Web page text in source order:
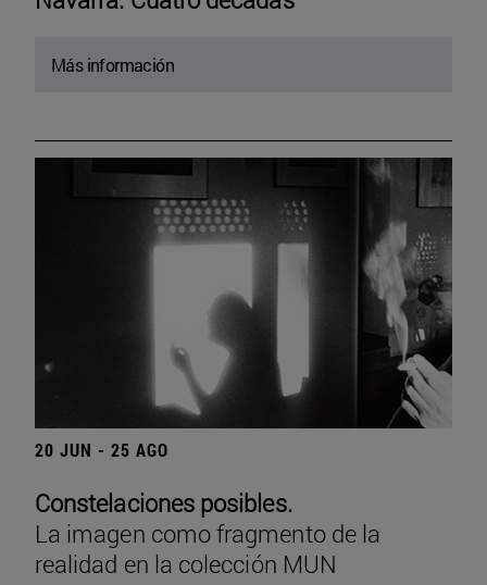
Más información
20 JUN - 25 AGO
Constelaciones posibles.
La imagen como fragmento de la
realidad en la colección MUN